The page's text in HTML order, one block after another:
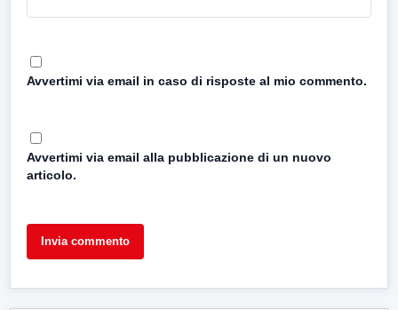
Avvertimi via email in caso di risposte al mio commento.
Avvertimi via email alla pubblicazione di un nuovo
articolo.